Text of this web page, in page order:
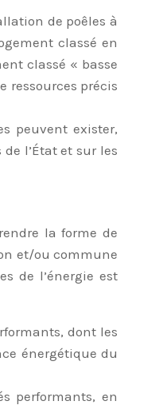
de poêles à
classé en
classé « basse
ressources précis
peuvent exister,
l’État et sur les
la forme de
et/ou commune
de l’énergie est
dont les
énergétique du
performants, en